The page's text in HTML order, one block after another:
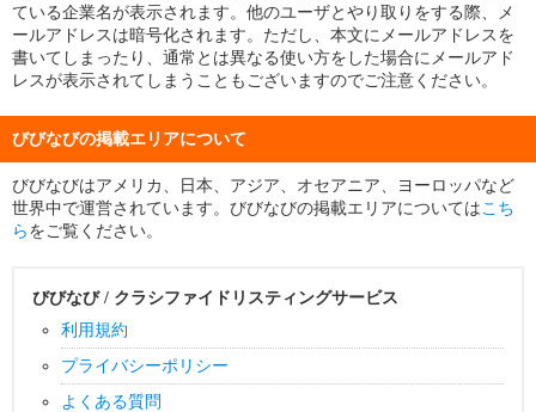
ている企業名が表示されます。他のユーザとやり取りをする際、メ
ールアドレスは暗号化されます。ただし、本文にメールアドレスを
書いてしまったり、通常とは異なる使い方をした場合にメールアド
レスが表示されてしまうこともございますのでご注意ください。
びびなびの掲載エリアについて
びびなびはアメリカ、日本、アジア、オセアニア、ヨーロッパなど
世界中で運営されています。びびなびの掲載エリアについては こち
ら をご覧ください。
びびなび / クラシファイドリスティングサービス
利用規約
プライバシーポリシー
よくある質問